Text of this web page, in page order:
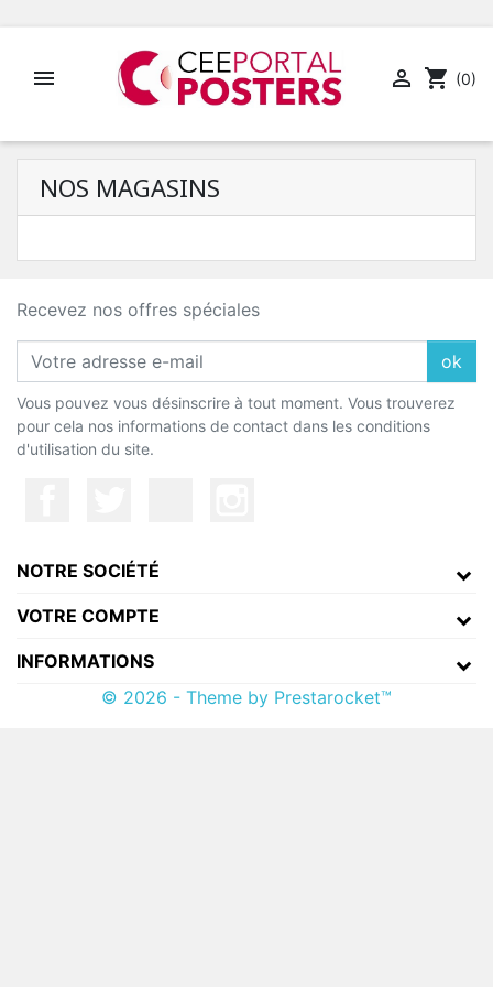
  shopping_cart (0)
NOS MAGASINS
Recevez nos offres spéciales
ok
Vous pouvez vous désinscrire à tout moment. Vous trouverez
pour cela nos informations de contact dans les conditions
d'utilisation du site.
NOTRE SOCIÉTÉ
VOTRE COMPTE
INFORMATIONS
© 2026 - Theme by Prestarocket™